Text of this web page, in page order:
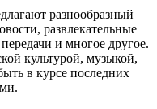
разнообразный
развлекательные
и многое другое.
культурой, музыкой,
в курсе последних